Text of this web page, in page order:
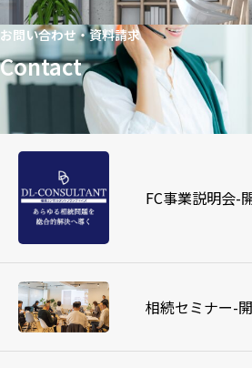
お問い合わせ・資料請求
Contact
FC事業説明会-
相続セミナー-